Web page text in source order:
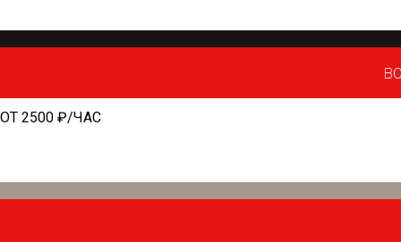
ОТ 2500 ₽/ЧАС